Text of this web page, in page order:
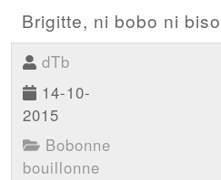
Brigitte, ni bobo ni
dTb
14-10-
2015
Bobonne
bouillonne